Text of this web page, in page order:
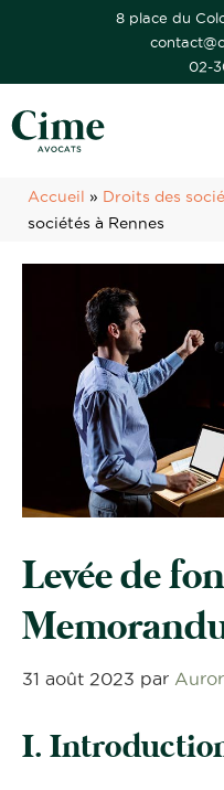
8 place du
02-
Accueil » Droits des
sociétés à Rennes
Levée de
31 août 2023 par
I.